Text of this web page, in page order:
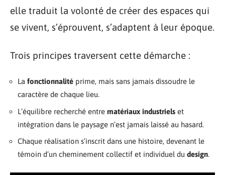
elle traduit la volonté de créer des espaces qui
se vivent, s’éprouvent, s’adaptent à leur époque.
Trois principes traversent cette démarche :
La fonctionnalité prime, mais sans jamais dissoudre le
caractère de chaque lieu.
L’équilibre recherché entre matériaux industriels et
intégration dans le paysage n’est jamais laissé au hasard.
Chaque réalisation s’inscrit dans une histoire, devenant le
témoin d’un cheminement collectif et individuel du design.